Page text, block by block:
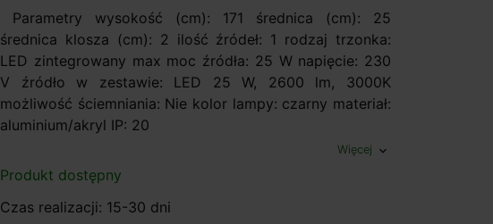
Parametry wysokość (cm): 171 średnica (cm): 25
średnica klosza (cm): 2 ilość źródeł: 1 rodzaj trzonka:
LED zintegrowany max moc źródła: 25 W napięcie: 230
V źródło w zestawie: LED 25 W, 2600 lm, 3000K
możliwość ściemniania: Nie kolor lampy: czarny materiał:
aluminium/akryl IP: 20
Więcej expand_more
Produkt dostępny
Czas realizacji: 15-30 dni